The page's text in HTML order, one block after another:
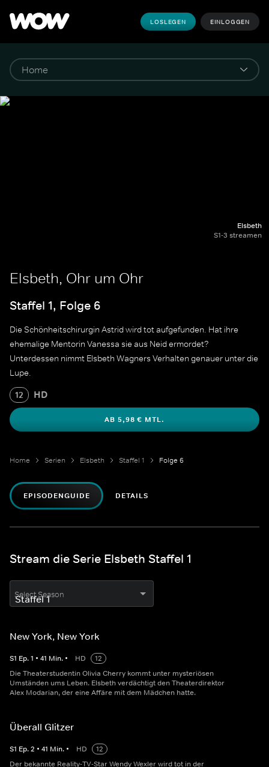
LOSLEGEN EINLOGGEN
Elsbeth
S1-3 streamen
Elsbeth, Ohr um Ohr
Staffel 1, Folge 6
Die Schönheitschirurgin Astrid wird tot aufgefunden. Hat ihre
ehemalige Mentorin Vanessa sie aus Neid ermordet?
Unterdessen nimmt Elsbeth Wagners Verhalten genauer unter die
Lupe.
12 HD
AB 5,98 € MTL.
Home Serien Elsbeth Staffel 1 Folge 6
EPISODENGUIDE DETAILS
Stream die Serie Elsbeth Staffel 1
Select Season
New York, New York
S1 Ep.1 • 41 Min. • HD
12
Die Theaterstudentin Olivia Cherry kommt unter mysteriösen
Umständen ums Leben. Elsbeth verdächtigt den Theaterdirektor
Alex Modarian, der eine Affäre mit dem Mädchen hatte.
Überall Glitzer
S1 Ep.2 • 41 Min. • HD
12
Der bekannte Reality-TV-Star Wendy Wexler wird tot in der